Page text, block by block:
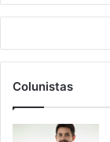
Colunistas